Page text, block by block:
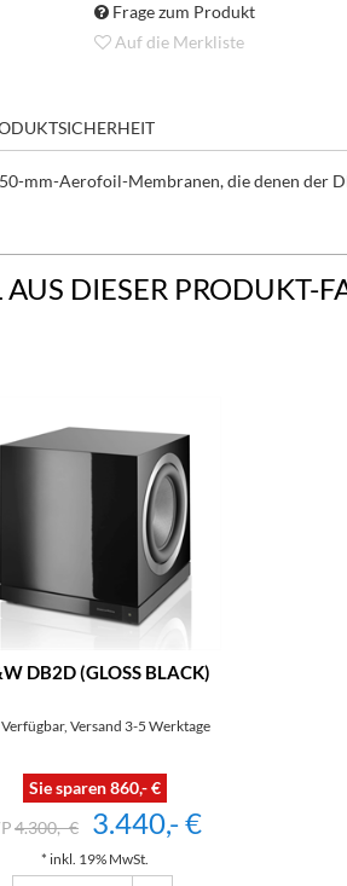
Frage zum Produkt
Auf die Merkliste
mm-Aerofoil-Membranen, die denen der
DIESER PRODUKT-
DB2D (GLOSS BLACK)
Verfügbar, Versand 3-5 Werktage
Sie sparen 860,- €
4.300,- €
3.440,- €
* inkl. 19% MwSt.